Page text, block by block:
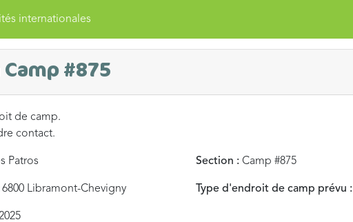
internationales
#875
de camp.
contact.
Patros Section : Camp #875
6800 Libramont-Chevigny Type d'endroit de camp prévu :